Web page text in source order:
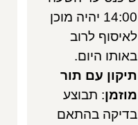
14:00 יהיה מוכן
לאיסוף לרוב
באותו היום.
תיקון עם תור
מוזמן: תבוצע
בדיקה בהתאם